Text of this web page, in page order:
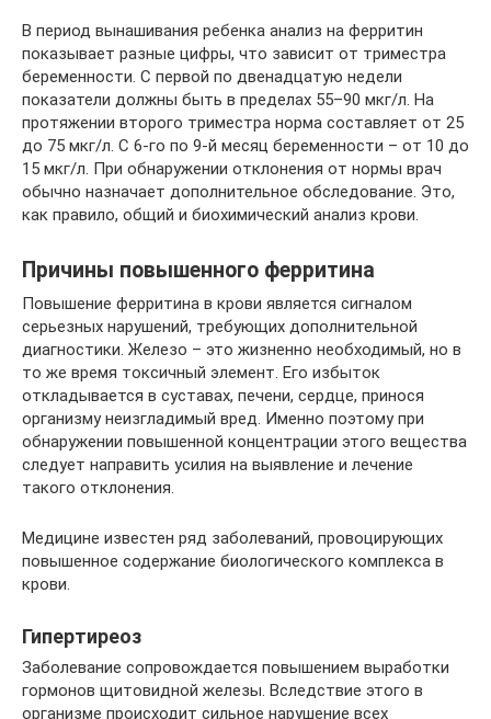
В период вынашивания ребенка анализ на ферритин
показывает разные цифры, что зависит от триместра
беременности. С первой по двенадцатую недели
показатели должны быть в пределах 55–90 мкг/л. На
протяжении второго триместра норма составляет от 25
до 75 мкг/л. С 6-го по 9-й месяц беременности – от 10 до
15 мкг/л. При обнаружении отклонения от нормы врач
обычно назначает дополнительное обследование. Это,
как правило, общий и биохимический анализ крови.
Причины повышенного ферритина
Повышение ферритина в крови является сигналом
серьезных нарушений, требующих дополнительной
диагностики. Железо – это жизненно необходимый, но в
то же время токсичный элемент. Его избыток
откладывается в суставах, печени, сердце, принося
организму неизгладимый вред. Именно поэтому при
обнаружении повышенной концентрации этого вещества
следует направить усилия на выявление и лечение
такого отклонения.
Медицине известен ряд заболеваний, провоцирующих
повышенное содержание биологического комплекса в
крови.
Гипертиреоз
Заболевание сопровождается повышением выработки
гормонов щитовидной железы. Вследствие этого в
организме происходит сильное нарушение всех